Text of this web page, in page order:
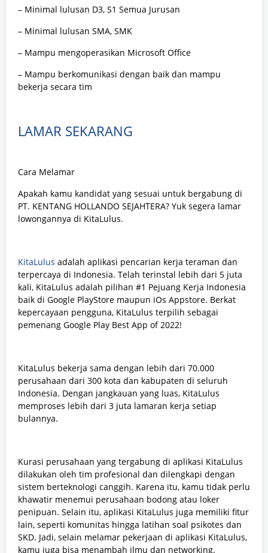
– Minimal lulusan D3, S1 Semua Jurusan
– Minimal lulusan SMA, SMK
– Mampu mengoperasikan Microsoft Office
– Mampu berkomunikasi dengan baik dan mampu
bekerja secara tim
LAMAR SEKARANG
Cara Melamar
Apakah kamu kandidat yang sesuai untuk bergabung di
PT. KENTANG HOLLANDO SEJAHTERA? Yuk segera lamar
lowongannya di KitaLulus.
KitaLulus adalah aplikasi pencarian kerja teraman dan
terpercaya di Indonesia. Telah terinstal lebih dari 5 juta
kali, KitaLulus adalah pilihan #1 Pejuang Kerja Indonesia
baik di Google PlayStore maupun iOs Appstore. Berkat
kepercayaan pengguna, KitaLulus terpilih sebagai
pemenang Google Play Best App of 2022!
KitaLulus bekerja sama dengan lebih dari 70.000
perusahaan dari 300 kota dan kabupaten di seluruh
Indonesia. Dengan jangkauan yang luas, KitaLulus
memproses lebih dari 3 juta lamaran kerja setiap
bulannya.
Kurasi perusahaan yang tergabung di aplikasi KitaLulus
dilakukan oleh tim profesional dan dilengkapi dengan
sistem berteknologi canggih. Karena itu, kamu tidak perlu
khawatir menemui perusahaan bodong atau loker
penipuan. Selain itu, aplikasi KitaLulus juga memiliki fitur
lain, seperti komunitas hingga latihan soal psikotes dan
SKD. Jadi, selain melamar pekerjaan di aplikasi KitaLulus,
kamu juga bisa menambah ilmu dan networking.